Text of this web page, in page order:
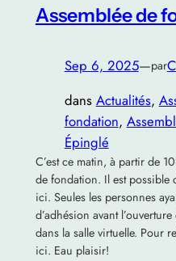
Assemblée de
Sep 6, 2025—par
dans Actualités,
fondation,
Épinglé
C’est ce matin, à partir de
de fondation. Il est possible
ici. Seules les personnes
d’adhésion avant
dans la salle virtuelle. Pour
ici. Eau plaisir!